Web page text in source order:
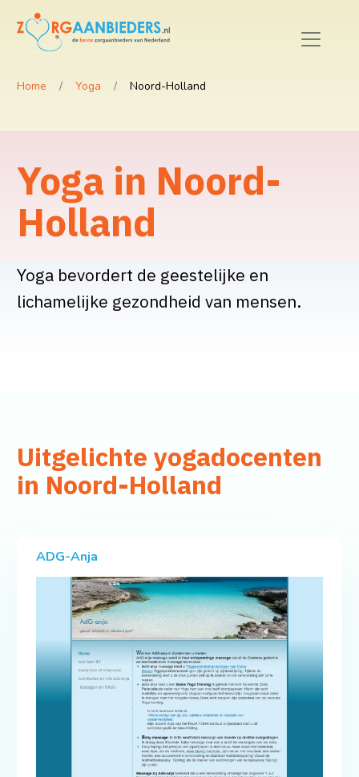
Home Yoga Noord-Holland
Yoga in Noord-
Holland
Yoga bevordert de geestelijke en
lichamelijke gezondheid van mensen.
Uitgelichte yogadocenten
in Noord-Holland
ADG-Anja